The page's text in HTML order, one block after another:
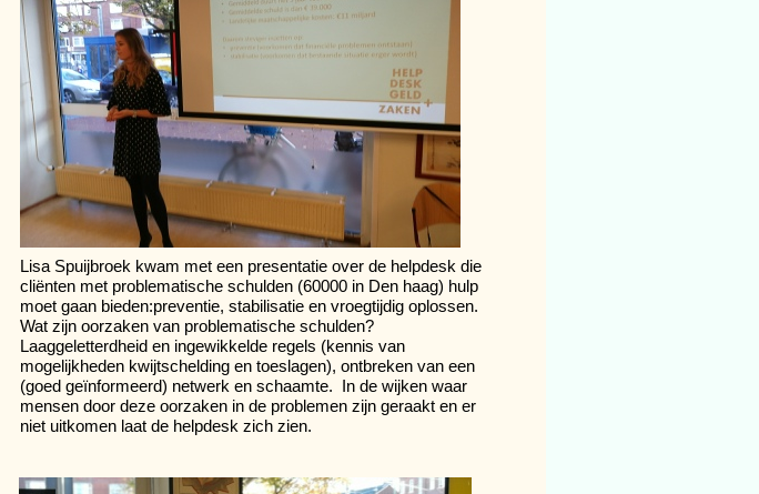
Lisa Spuijbroek kwam met een presentatie over de helpdesk die
cliënten met problematische schulden (60000 in Den haag) hulp
moet gaan bieden:preventie, stabilisatie en vroegtijdig oplossen.
Wat zijn oorzaken van problematische schulden?
Laaggeletterdheid en ingewikkelde regels (kennis van
mogelijkheden kwijtschelding en toeslagen), ontbreken van een
(goed geïnformeerd) netwerk en schaamte. In de wijken waar
mensen door deze oorzaken in de problemen zijn geraakt en er
niet uitkomen laat de helpdesk zich zien.